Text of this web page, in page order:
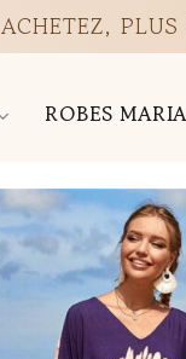
PLUS
ROBES